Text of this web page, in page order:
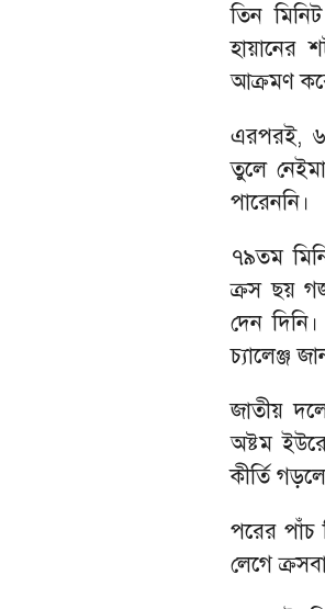
তিন
হায়ানের
আক্রমণ
এরপরই,
তুলে
পারেননি।
৭৯তম
ক্রস ছয়
দেন
চ্যালেঞ্জ
জাতীয়
অষ্টম
কীর্তি
পরের পাঁচ
লেগে